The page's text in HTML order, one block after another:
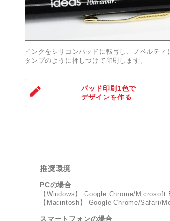
インクをシリコンパッドに転写し、ノベルティ
タンプのように押しつけて印刷します。
パッド印刷1色で
デザインを作る
推奨環境
PCの場合
【Windows】 Google Chrome/
【Macintosh】 Google Chrome/Safari/
スマートフォンの場合